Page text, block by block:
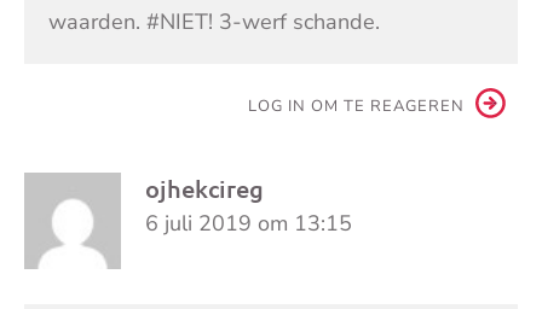
waarden. #NIET! 3-werf schande.
LOG IN OM TE REAGEREN
ojhekcireg
6 juli 2019 om 13:15